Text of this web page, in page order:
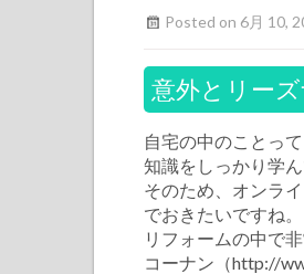
Posted on 6月 10,
意外とリー
自宅の中のことっ
知識をしっかり学
そのため、オンラ
でおきたいですね。
リフォームの中で
コーナン（http://